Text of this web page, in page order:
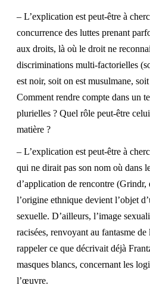
– L’explication est peut-être à
concurrence des luttes prenant
aux droits, là où le droit ne
discriminations multi-factorielles
est noir, soit on est musulmane,
Comment rendre compte dans un
plurielles ? Quel rôle peut-être
matière ?
– L’explication est peut-être à
qui ne dirait pas son nom où dans
d’application de rencontre (Grindr,
l’origine ethnique devient l’objet
sexuelle. D’ailleurs, l’image
racisées, renvoyant au fantasme de
rappeler ce que décrivait déjà
masques blancs, concernant les
l’œuvre.